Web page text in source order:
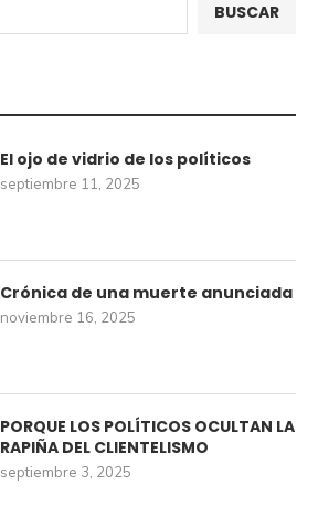
BUSCAR
El ojo de vidrio de los políticos
septiembre 11, 2025
Crónica de una muerte anunciada
noviembre 16, 2025
PORQUE LOS POLÍTICOS OCULTAN LA
RAPIÑA DEL CLIENTELISMO
septiembre 3, 2025